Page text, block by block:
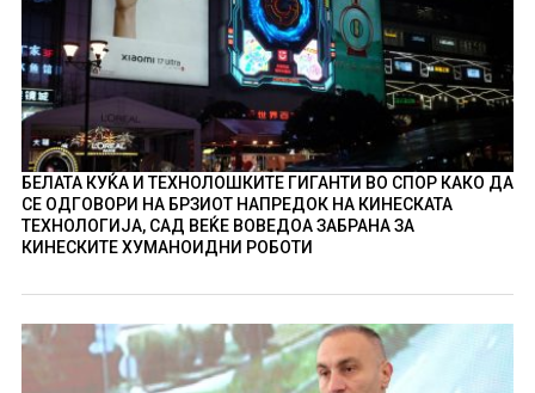
БЕЛАТА КУЌА И ТЕХНОЛОШКИТЕ ГИГАНТИ ВО СПОР КАКО ДА
СЕ ОДГОВОРИ НА БРЗИОТ НАПРЕДОК НА КИНЕСКАТА
ТЕХНОЛОГИЈА, САД ВЕЌЕ ВОВЕДОА ЗАБРАНА ЗА
КИНЕСКИТЕ ХУМАНОИДНИ РОБОТИ